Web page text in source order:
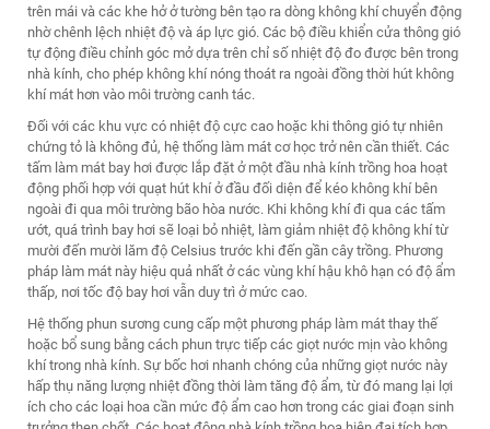
trên mái và các khe hở ở tường bên tạo ra dòng không khí chuyển động
nhờ chênh lệch nhiệt độ và áp lực gió. Các bộ điều khiển cửa thông gió
tự động điều chỉnh góc mở dựa trên chỉ số nhiệt độ đo được bên trong
nhà kính, cho phép không khí nóng thoát ra ngoài đồng thời hút không
khí mát hơn vào môi trường canh tác.
Đối với các khu vực có nhiệt độ cực cao hoặc khi thông gió tự nhiên
chứng tỏ là không đủ, hệ thống làm mát cơ học trở nên cần thiết. Các
tấm làm mát bay hơi được lắp đặt ở một đầu nhà kính trồng hoa hoạt
động phối hợp với quạt hút khí ở đầu đối diện để kéo không khí bên
ngoài đi qua môi trường bão hòa nước. Khi không khí đi qua các tấm
ướt, quá trình bay hơi sẽ loại bỏ nhiệt, làm giảm nhiệt độ không khí từ
mười đến mười lăm độ Celsius trước khi đến gần cây trồng. Phương
pháp làm mát này hiệu quả nhất ở các vùng khí hậu khô hạn có độ ẩm
thấp, nơi tốc độ bay hơi vẫn duy trì ở mức cao.
Hệ thống phun sương cung cấp một phương pháp làm mát thay thế
hoặc bổ sung bằng cách phun trực tiếp các giọt nước mịn vào không
khí trong nhà kính. Sự bốc hơi nhanh chóng của những giọt nước này
hấp thụ năng lượng nhiệt đồng thời làm tăng độ ẩm, từ đó mang lại lợi
ích cho các loại hoa cần mức độ ẩm cao hơn trong các giai đoạn sinh